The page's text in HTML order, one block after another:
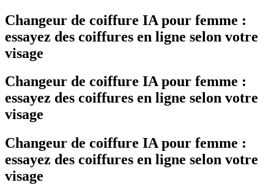
Changeur de coiffure IA pour femme :
essayez des coiffures en ligne selon votre
visage
Changeur de coiffure IA pour femme :
essayez des coiffures en ligne selon votre
visage
Changeur de coiffure IA pour femme :
essayez des coiffures en ligne selon votre
visage